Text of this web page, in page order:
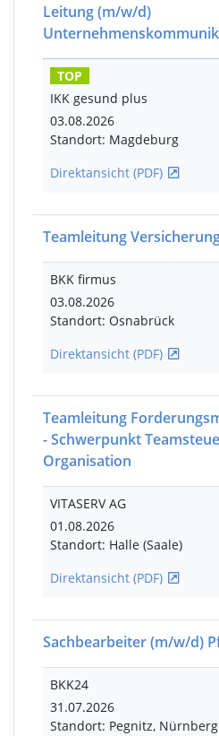
Leitung(m/w/d)
TOP
IKK gesund plus
03.08.2026
Standort: Magdeburg
Direktansicht (PDF)
Teamleitung
BKK firmus
03.08.2026
Standort: Osnabrück
Direktansicht (PDF)
Teamleitung
- Schwerpunkt
Organisation
VITASERV AG
01.08.2026
Standort: Halle (Saale)
Direktansicht (PDF)
Sachbearbeiter(m/w/d)
BKK24
31.07.2026
Standort: Pegnitz, Nürnberg